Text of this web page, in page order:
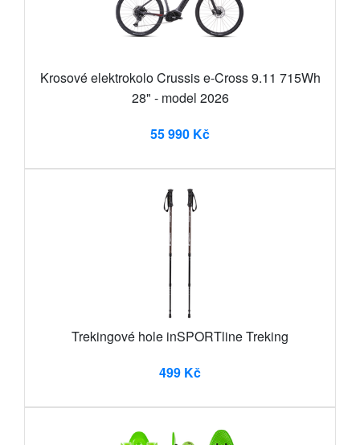
Krosové elektrokolo Crussis e-Cross 9.11 715Wh
28" - model 2026
55 990 Kč
Trekingové hole inSPORTline Treking
499 Kč